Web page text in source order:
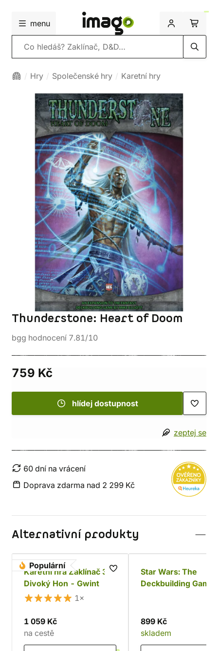
menu
Vyhledávání
Hry Společenské hry Karetní hry
Thunderstone: Heart of Doom
bgg hodnocení 7.81/10
759 Kč
hlídej dostupnost
zeptej se
60 dní na vrácení
Doprava zdarma nad 2 299 Kč
Alternativní produkty
Populární
Karetní hra Zaklínač 3:
Divoký Hon - Gwint
1×
1 059 Kč
na cestě
Star Wars: The
Deckbuilding Game
899 Kč
skladem